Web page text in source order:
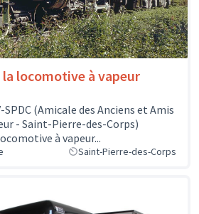
locomotive à vapeur
(Amicale des Anciens et Amis
- Saint-Pierre-des-Corps)
à vapeur...
Saint-Pierre-des-Corps